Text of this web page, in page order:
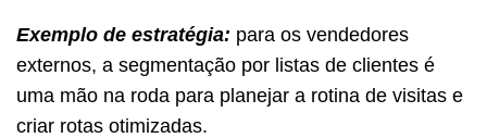
Exemplo de estratégia: para os vendedores
externos, a segmentação por listas de clientes é
uma mão na roda para planejar a rotina de visitas e
criar rotas otimizadas.